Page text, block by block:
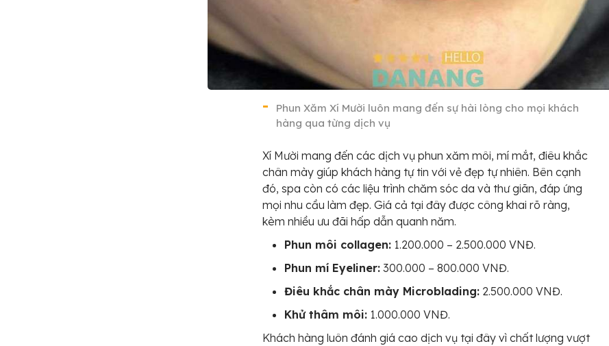
Phun Xăm Xí Mười luôn mang đến sự hài lòng cho mọi khách
hàng qua từng dịch vụ
Xí Mười mang đến các dịch vụ phun xăm môi, mí mắt, điêu khắc
chân mày giúp khách hàng tự tin với vẻ đẹp tự nhiên. Bên cạnh
đó, spa còn có các liệu trình chăm sóc da và thư giãn, đáp ứng
mọi nhu cầu làm đẹp. Giá cả tại đây được công khai rõ ràng,
kèm nhiều ưu đãi hấp dẫn quanh năm.
Phun môi collagen: 1.200.000 – 2.500.000 VNĐ.
Phun mí Eyeliner: 300.000 – 800.000 VNĐ.
Điêu khắc chân mày Microblading: 2.500.000 VNĐ.
Khử thâm môi: 1.000.000 VNĐ.
Khách hàng luôn đánh giá cao dịch vụ tại đây vì chất lượng vượt